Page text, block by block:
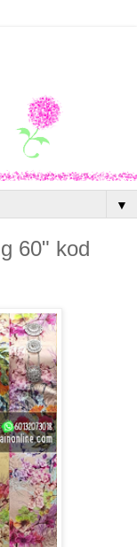
▼
60" kod